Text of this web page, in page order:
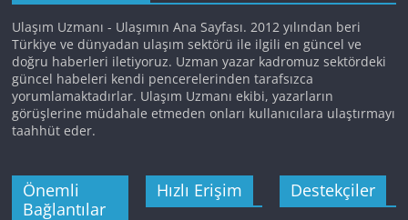
Ulaşım Uzmanı - Ulaşımın Ana Sayfası. 2012 yılından beri
Türkiye ve dünyadan ulaşım sektörü ile ilgili en güncel ve
doğru haberleri iletiyoruz. Uzman yazar kadromuz sektördeki
güncel habeleri kendi pencerelerinden tarafsızca
yorumlamaktadırlar. Ulaşım Uzmanı ekibi, yazarların
görüşlerine müdahale etmeden onları kullanıcılara ulaştırmayı
taahhüt eder.
Önemli
Bağlantılar
Hızlı Erişim Destekçiler